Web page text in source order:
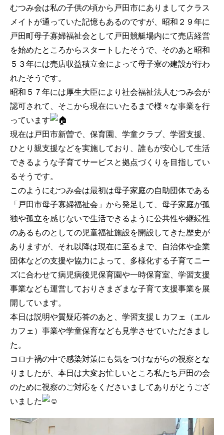
むつみ会は私の子供の頃から戸田市にありましてクラス
メイトが通っていた記憶もあるのですが、昭和２９年に
戸田町母子寡婦福祉会として戸田競艇場内にて売店経営
を始めたところからスタートしたそうで、そのあと昭和
５３年には売店収益積立金によって母子寮の建設が行わ
れたそうです。
昭和５７年には厚生大臣により社会福祉法人むつみ会が
認可されて、そこから現在にいたるまで様々な事業を行
っています
現在は戸田市新曽で、保育園、学童クラブ、学習支援、
ひとり親支援などを実施しており、誰もが安心して生活
できるような子育てサービスと拠点づくりを目指してい
るそうです。
このようにむつみ会は最初は母子家庭の自助団体である
「戸田市母子寡婦福祉会」から発足して、母子家庭が孤
独や孤立を感じないで生活できるように公共性や継続性
のあるものとしての児童福祉施設を開設してきた歴史が
ありますが、それ以降は現在に至るまで、自治体や企業
団体などの支援や協力によって、多様化する子育てニー
ズに合わせて病児病後児保育園や一時保育室、学習支援
事業なども運営しておりさまざまな子育て支援事業を展
開しています。
本日は説明や質疑応答のあと、学習支援Ｌカフェ（エル
カフェ）事業や学童保育なども見学させていただきまし
た。
コロナ禍の中で感染対策にも気をつけながらの視察とな
りましたが、本日は大変お忙しいところ私たち戸田の会
のために視察のご対応をくださいましてありがとうござ
いました